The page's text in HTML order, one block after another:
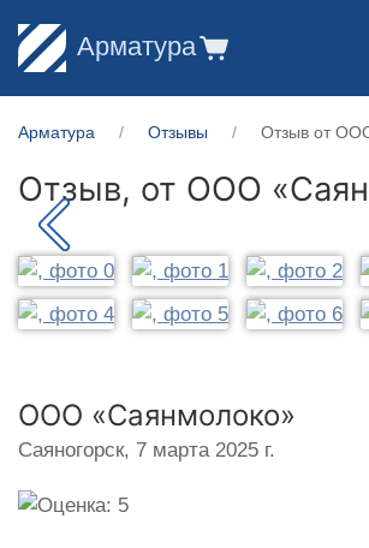
Арматура
Арматура Отзывы Отзыв от
Отзыв, от ООО
ООО «Саянмолоко»
Саяногорск, 7 марта 2025 г.